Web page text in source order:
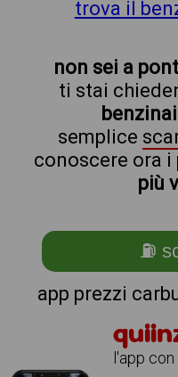
trova il
non sei a
ti stai
semplice
conoscere ora
più
⛽
app prezzi
l'app